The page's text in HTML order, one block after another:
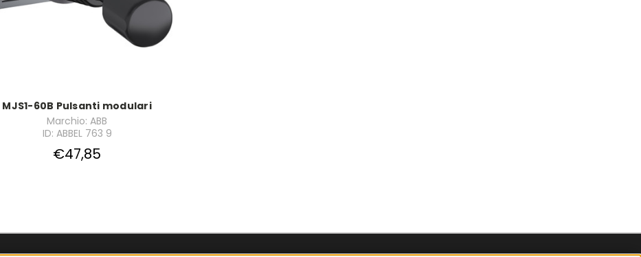
MJS1-60B Pulsanti modulari
Marchio: ABB
ID: ABBEL 763 9
€47,85